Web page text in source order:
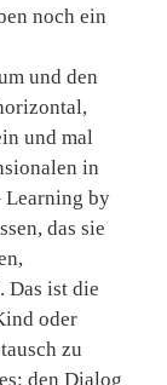
noch ein
und den
und mal
in
Learning by
das sie
Das ist die
oder
zu
den Dialog